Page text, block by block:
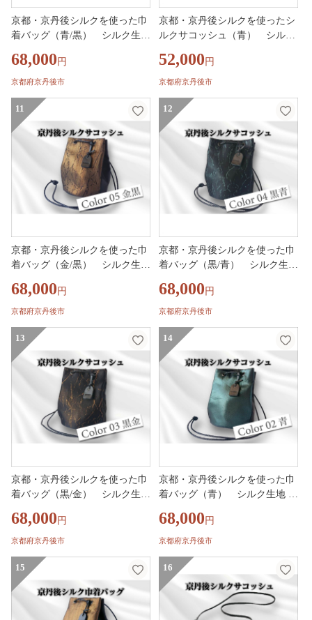
京都・京丹後シルクを使った巾
着バッグ（青/黒） シルク生地
人技 しるく 豊岡 鞄 かばん 新
生活 送料無料
68,000 円
京都府京丹後市
京都・京丹後シルクを使ったシ
ルクサコッシュ（青） シルク
業 職人技 しるく 豊岡 鞄 かば
ん 新生活 送料無料
52,000 円
京都府京丹後市
11
京都・京丹後シルクを使った巾
着バッグ（金/黒） シルク生地
人技 しるく 豊岡 鞄 かばん 新
生活 送料無料
68,000 円
京都府京丹後市
12
京都・京丹後シルクを使った巾
着バッグ（黒/青） シルク生地
人技 しるく 豊岡 鞄 かばん 新
生活 送料無料
68,000 円
京都府京丹後市
13
京都・京丹後シルクを使った巾
着バッグ（黒/金） シルク生地
人技 しるく 豊岡 鞄 かばん 新
生活 送料無料
68,000 円
京都府京丹後市
14
京都・京丹後シルクを使った巾
着バッグ（青） シルク生地 牛
技 しるく 豊岡 鞄 かばん 新生
活 送料無料
68,000 円
京都府京丹後市
15 16